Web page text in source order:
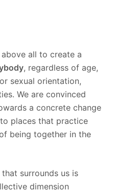
all to create a
, regardless of age,
sexual orientation,
We are convinced
a concrete change
places that practice
being together in the
surrounds us is
dimension